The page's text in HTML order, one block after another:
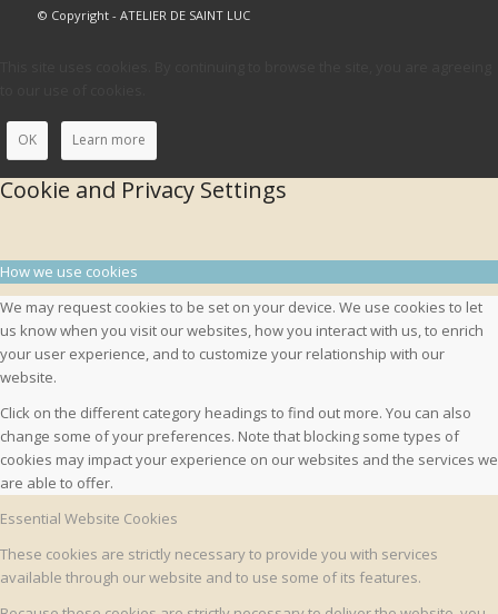
© Copyright - ATELIER DE SAINT LUC
OK Learn more
Cookie and Privacy Settings
How we use cookies
We may request cookies to be set on your device. We use cookies to let
us know when you visit our websites, how you interact with us, to enrich
your user experience, and to customize your relationship with our
website.
Click on the different category headings to find out more. You can also
change some of your preferences. Note that blocking some types of
cookies may impact your experience on our websites and the services we
are able to offer.
Essential Website Cookies
These cookies are strictly necessary to provide you with services
available through our website and to use some of its features.